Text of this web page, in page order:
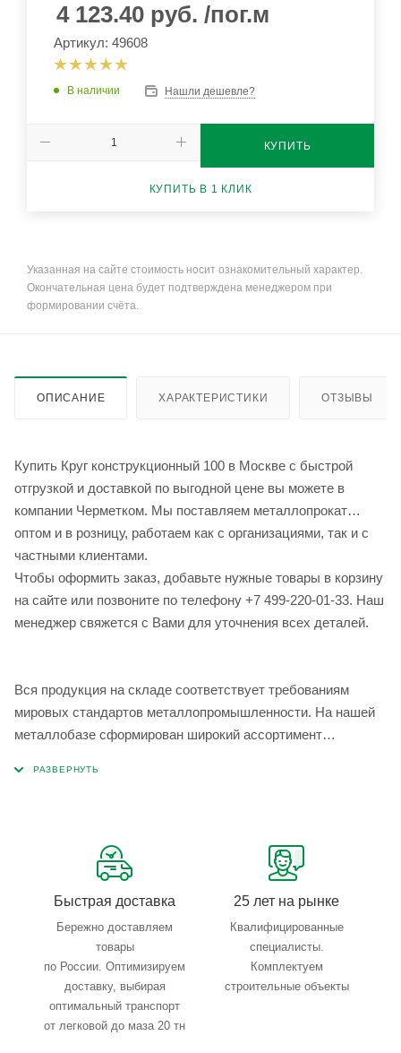
4 123.40 руб. /пог.м
Артикул: 49608
В наличии Нашли дешевле?
КУПИТЬ
КУПИТЬ В 1 КЛИК
Указанная на сайте стоимость носит ознакомительный характер.
Окончательная цена будет подтверждена менеджером при
формировании счёта.
ОПИСАНИЕ ХАРАКТЕРИСТИКИ ОТЗЫВЫ
Купить Круг конструкционный 100 в Москве с быстрой
отгрузкой и доставкой по выгодной цене вы можете в
компании Черметком. Мы поставляем металлопрокат
оптом и в розницу, работаем как с организациями, так и с
частными клиентами.
Чтобы оформить заказ, добавьте нужные товары в корзину
на сайте или позвоните по телефону +7 499-220-01-33. Наш
менеджер свяжется с Вами для уточнения всех деталей.
Вся продукция на складе соответствует требованиям
мировых стандартов металлопромышленности. На нашей
металлобазе сформирован широкий ассортимент
Быстрая доставка
Бережно доставляем
товары
по России. Оптимизируем
доставку, выбирая
оптимальный транспорт
от легковой до маза 20 тн
25 лет на рынке
Квалифицированные
специалисты.
Комплектуем
строительные объекты